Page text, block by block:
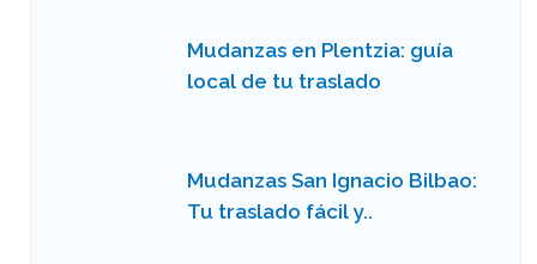
Mudanzas en Plentzia: guía
local de tu traslado
Mudanzas San Ignacio Bilbao:
Tu traslado fácil y..